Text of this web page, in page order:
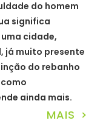
do homem
significa
cidade,
já muito presente
do rebanho
ainda mais.
MAIS >